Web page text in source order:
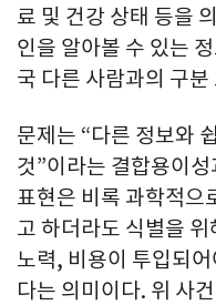
료 및 건강 상태 등을
인을 알아볼 수 있는
국 다른 사람과의 구
문제는 “다른 정보와
것”이라는 결합용이성
표현은 비록 과학적으
고 하더라도 식별을
노력, 비용이 투입되
다는 의미이다. 위 사